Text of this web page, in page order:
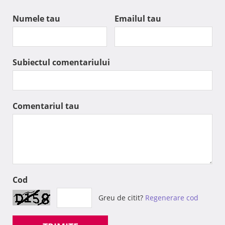
Numele tau Emailul tau
Subiectul comentariului
Comentariul tau
Cod
Greu de citit? Regenerare cod